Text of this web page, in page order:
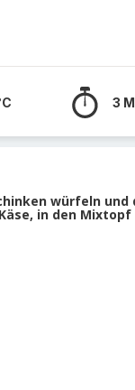
3
würfeln
in den